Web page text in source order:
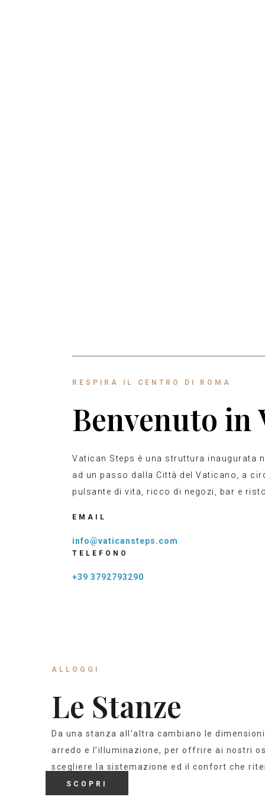
RESPIRA IL CENTRO DI ROMA
Benvenuto in
Vatican Steps è una struttura inaugurata
ad un passo dalla Città del Vaticano, a
pulsante di vita, ricco di negozi, bar e
EMAIL
info@vaticansteps.com
TELEFONO
+39 3792793290
ALLOGGI
Le Stanze
Da una stanza all’altra cambiano le
arredo e l’illuminazione, per offrire ai nostri
scegliere la sistemazione ed il confort che
SCOPRI